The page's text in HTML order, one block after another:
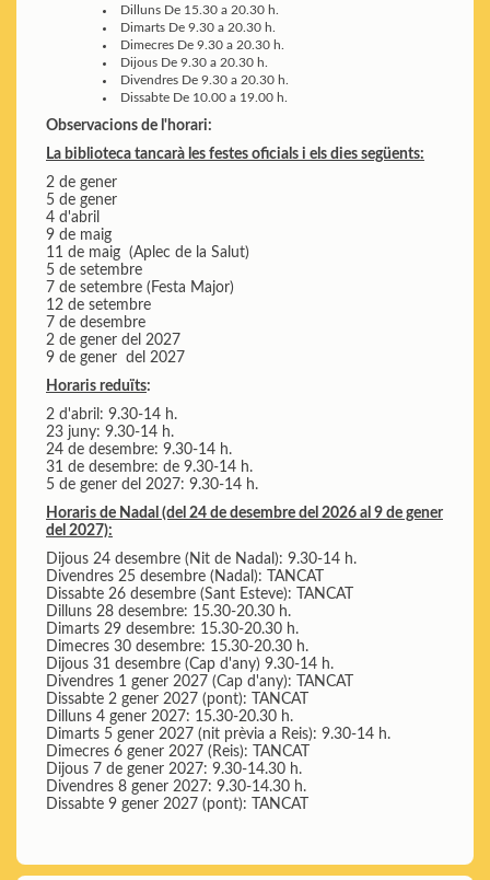
Dilluns De 15.30 a 20.30 h.
Dimarts De 9.30 a 20.30 h.
Dimecres De 9.30 a 20.30 h.
Dijous De 9.30 a 20.30 h.
Divendres De 9.30 a 20.30 h.
Dissabte De 10.00 a 19.00 h.
Observacions de l'horari:
La biblioteca tancarà les festes oficials i els dies següents:
2 de gener
5 de gener
4 d'abril
9 de maig
11 de maig (Aplec de la Salut)
5 de setembre
7 de setembre (Festa Major)
12 de setembre
7 de desembre
2 de gener del 2027
9 de gener del 2027
Horaris reduïts:
2 d'abril: 9.30-14 h.
23 juny: 9.30-14 h.
24 de desembre: 9.30-14 h.
31 de desembre: de 9.30-14 h.
5 de gener del 2027: 9.30-14 h.
Horaris de Nadal (del 24 de desembre del 2026 al 9 de gener
del 2027):
Dijous 24 desembre (Nit de Nadal): 9.30-14 h.
Divendres 25 desembre (Nadal): TANCAT
Dissabte 26 desembre (Sant Esteve): TANCAT
Dilluns 28 desembre: 15.30-20.30 h.
Dimarts 29 desembre: 15.30-20.30 h.
Dimecres 30 desembre: 15.30-20.30 h.
Dijous 31 desembre (Cap d'any) 9.30-14 h.
Divendres 1 gener 2027 (Cap d'any): TANCAT
Dissabte 2 gener 2027 (pont): TANCAT
Dilluns 4 gener 2027: 15.30-20.30 h.
Dimarts 5 gener 2027 (nit prèvia a Reis): 9.30-14 h.
Dimecres 6 gener 2027 (Reis): TANCAT
Dijous 7 de gener 2027: 9.30-14.30 h.
Divendres 8 gener 2027: 9.30-14.30 h.
Dissabte 9 gener 2027 (pont): TANCAT